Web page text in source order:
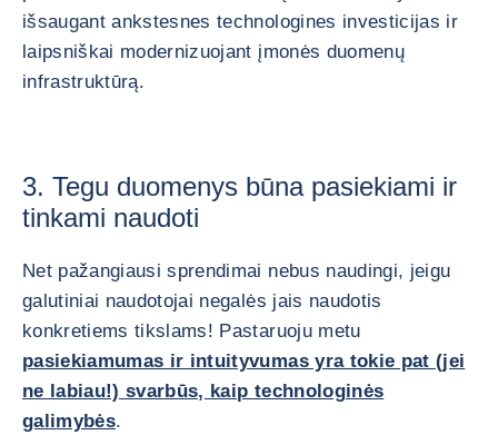
išsaugant ankstesnes technologines investicijas ir
laipsniškai modernizuojant įmonės duomenų
infrastruktūrą.
3. Tegu duomenys būna pasiekiami ir
tinkami naudoti
Net pažangiausi sprendimai nebus naudingi, jeigu
galutiniai naudotojai negalės jais naudotis
konkretiems tikslams! Pastaruoju metu
pasiekiamumas ir intuityvumas yra tokie pat (jei
ne labiau!) svarbūs, kaip technologinės
galimybės.